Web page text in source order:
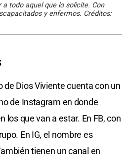
todo aquel que lo solicite. Con
y enfermos. Créditos:
de Dios Viviente cuenta con un
de Instagram en donde
los que van a estar. En FB, con
En IG, el nombre es
tienen un canal en